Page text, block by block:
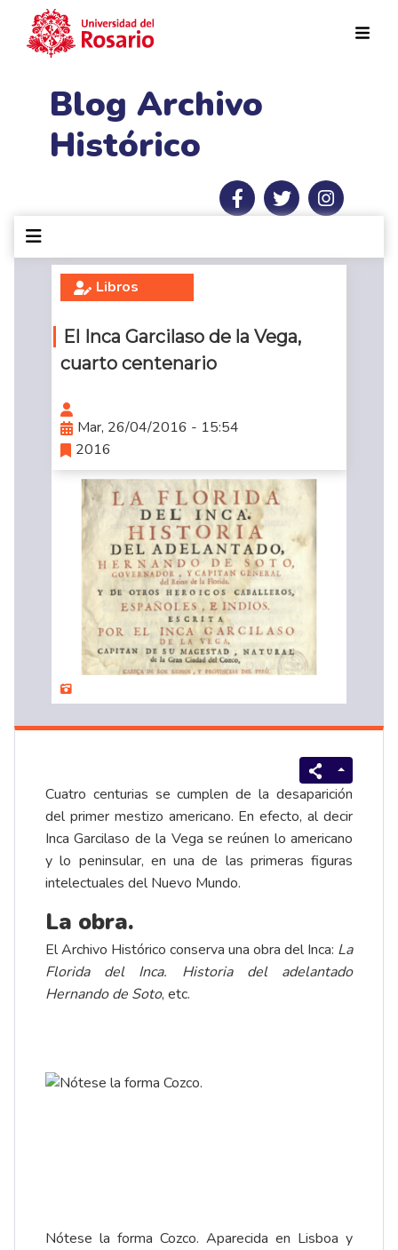
Blog Archivo
Histórico
Libros
El Inca Garcilaso de la Vega,
cuarto centenario
Mar, 26/04/2016 - 15:54
2016
Cuatro centurias se cumplen de la desaparición
del primer mestizo americano. En efecto, al decir
Inca Garcilaso de la Vega se reúnen lo americano
y lo peninsular, en una de las primeras figuras
intelectuales del Nuevo Mundo.
La obra.
El Archivo Histórico conserva una obra del Inca: La
Florida del Inca. Historia del adelantado
Hernando de Soto, etc.
Nótese la forma Cozco. Aparecida en Lisboa y